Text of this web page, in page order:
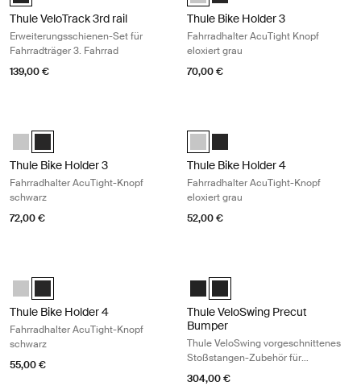
Thule VeloTrack 3rd rail
Erweiterungsschienen-Set für
Fahrradträger 3. Fahrrad
139,00 €
Thule Bike Holder 3
Fahrradhalter AcuTight Knopf
eloxiert grau
70,00 €
Thule Bike Holder 3 with AcuTight Knob Eloxiert
Thule Bike Holder 3 with AcuTight Knob Anthrazit (selected)
Thule Bike Holder 3
Fahrradhalter AcuTight-Knopf
schwarz
72,00 €
Thule Bike Holder 4 with
Thule Bike Holder 4 with
Thule Bike Holder 4
Fahrradhalter AcuTight-Knopf
eloxiert grau
52,00 €
Thule Bike Holder 4 with AcuTight Knob Eloxiert
Thule Bike Holder 4 with AcuTight Knob Anthrazit (selected)
Thule Bike Holder 4
Fahrradhalter AcuTight-Knopf
schwarz
55,00 €
Thule VeloSwing Precut Bumper
Thule VeloSwing Precut
Thule VeloSwing Precut
Bumper
Thule VeloSwing vorgeschnittenes
Stoßstangen-Zubehör für
Transporter mit Parksensor
304,00 €